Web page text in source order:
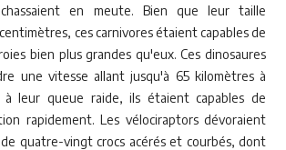
en meute. Bien que leur taille
ces carnivores étaient capables de
bien plus grandes qu'eux. Ces dinosaures
une vitesse allant jusqu'à 65 kilomètres à
leur queue raide, ils étaient capables de
rapidement. Les vélociraptors dévoraient
quatre-vingt crocs acérés et courbés, dont